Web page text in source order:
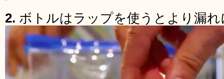
2. ボトルはラップを使うとより漏